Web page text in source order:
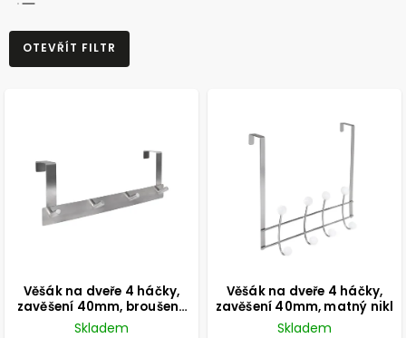
NEJPRODÁVANĚJŠÍ
NEJLEVNĚJŠÍ
OTEVŘÍT FILTR
Věšák na dveře 4 háčky,
zavěšení 40mm, broušený
saténový nikl
Skladem
Věšák na dveře 4 háčky,
zavěšení 40mm, matný nikl
Skladem